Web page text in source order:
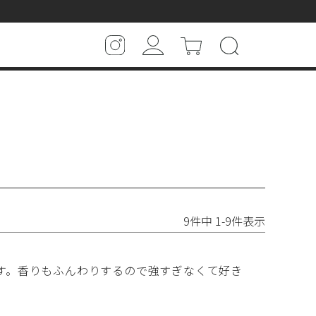
9件中 1-9件表示
香りもふんわりするので強すぎなくて好き